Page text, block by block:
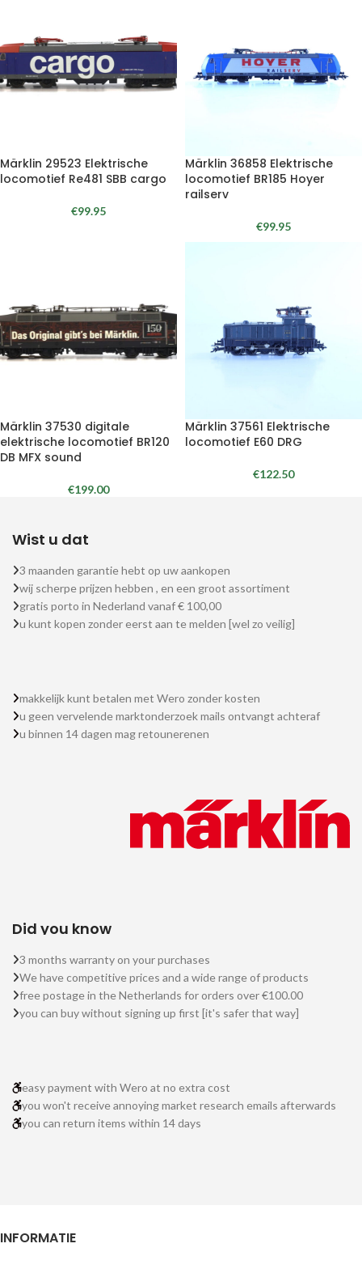
Märklin 29523 Elektrische
locomotief Re481 SBB cargo
€99.95
Märklin 36858 Elektrische
locomotief BR185 Hoyer
railserv
€99.95
Märklin 37530 digitale
elektrische locomotief BR120
DB MFX sound
€199.00
Märklin 37561 Elektrische
locomotief E60 DRG
€122.50
Wist u dat
3 maanden garantie hebt op uw aankopen
wij scherpe prijzen hebben , en een groot assortiment
gratis porto in Nederland vanaf € 100,00
u kunt kopen zonder eerst aan te melden [wel zo veilig]
makkelijk kunt betalen met Wero zonder kosten
u geen vervelende marktonderzoek mails ontvangt achteraf
u binnen 14 dagen mag retounerenen
Did you know
3 months warranty on your purchases
We have competitive prices and a wide range of products
free postage in the Netherlands for orders over €100.00
you can buy without signing up first [it's safer that way]
easy payment with Wero at no extra cost
you won't receive annoying market research emails afterwards
you can return items within 14 days
INFORMATIE